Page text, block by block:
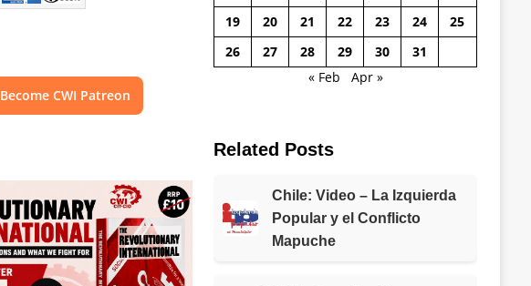
Become CWI Patreon
19
20 21 22 23 24
25
26
27 28 29 30
31
« Feb
Apr »
Related Posts
Chile: Video – La Izquierda
Popular y el Conflicto
Mapuche